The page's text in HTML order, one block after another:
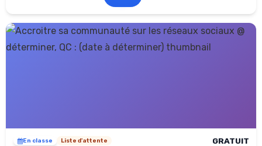
En classe Liste d'attente
GRATUIT